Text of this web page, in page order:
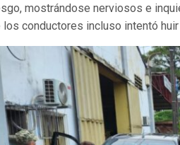
mostrándose nerviosos e
los conductores incluso intentó huir